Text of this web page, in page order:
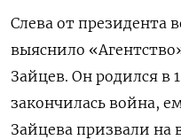
Слева от президента
выяснило
Зайцев. Он родился в
закончилась война,
Зайцева призвали на